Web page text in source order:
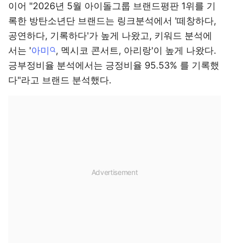
이어 "2026년 5월 아이돌그룹 브랜드평판 1위를 기
록한 방탄소년단 브랜드는 링크분석에서 '떼창하다,
공연하다, 기록하다'가 높게 나왔고, 키워드 분석에
서는 '아미
, 멕시코 콘서트, 아리랑'이 높게 나왔다.
긍부정비율 분석에서는 긍정비율 95.53% 를 기록했
다"라고 브랜드 분석했다.